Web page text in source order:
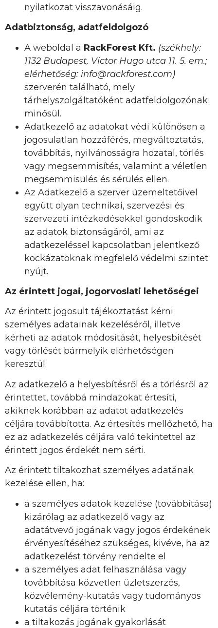
nyilatkozat visszavonásáig.
Adatbiztonság, adatfeldolgozó
A weboldal a RackForest Kft. (székhely:
1132 Budapest, Victor Hugo utca 11. 5. em.;
elérhetőség: info@rackforest.com)
szerverén található, mely
tárhelyszolgáltatóként adatfeldolgozónak
minősül.
Adatkezelő az adatokat védi különösen a
jogosulatlan hozzáférés, megváltoztatás,
továbbítás, nyilvánosságra hozatal, törlés
vagy megsemmisítés, valamint a véletlen
megsemmisülés és sérülés ellen.
Az Adatkezelő a szerver üzemeltetőivel
együtt olyan technikai, szervezési és
szervezeti intézkedésekkel gondoskodik
az adatok biztonságáról, ami az
adatkezeléssel kapcsolatban jelentkező
kockázatoknak megfelelő védelmi szintet
nyújt.
Az érintett jogai, jogorvoslati lehetőségei
Az érintett jogosult tájékoztatást kérni
személyes adatainak kezeléséről, illetve
kérheti az adatok módosítását, helyesbítését
vagy törlését bármelyik elérhetőségen
keresztül.
Az adatkezelő a helyesbítésről és a törlésről az
érintettet, továbbá mindazokat értesíti,
akiknek korábban az adatot adatkezelés
céljára továbbította. Az értesítés mellőzhető, ha
ez az adatkezelés céljára való tekintettel az
érintett jogos érdekét nem sérti.
Az érintett tiltakozhat személyes adatának
kezelése ellen, ha:
a személyes adatok kezelése (továbbítása)
kizárólag az adatkezelő vagy az
adatátvevő jogának vagy jogos érdekének
érvényesítéséhez szükséges, kivéve, ha az
adatkezelést törvény rendelte el
a személyes adat felhasználása vagy
továbbítása közvetlen üzletszerzés,
közvélemény-kutatás vagy tudományos
kutatás céljára történik
a tiltakozás jogának gyakorlását